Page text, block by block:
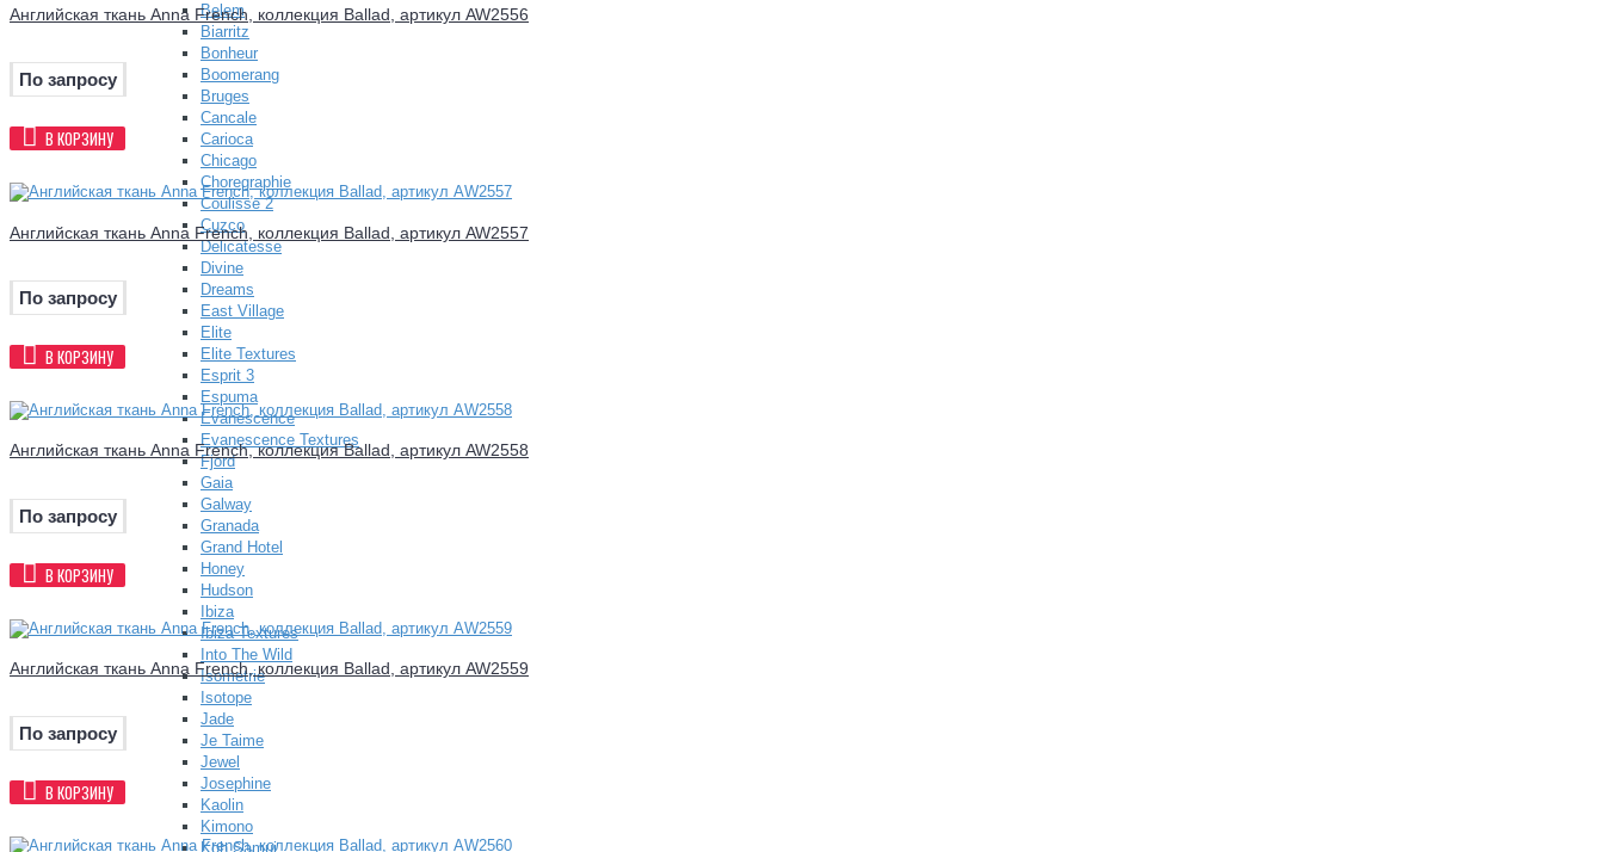
Belem
Biarritz
Bonheur
Boomerang
Bruges
Cancale
Carioca
Chicago
Choregraphie
Coulisse 2
Cuzco
Delicatesse
Divine
Dreams
East Village
Elite
Elite Textures
Esprit 3
Espuma
Evanescence
Evanescence Textures
Fjord
Gaia
Galway
Granada
Grand Hotel
Honey
Hudson
Ibiza
Ibiza Textures
Into The Wild
Isometrie
Isotope
Jade
Je Taime
Jewel
Josephine
Kaolin
Kimono
Koh Samui
Английская ткань Anna French, коллекция Ballad, артикул AW2556
По запросу
В КОРЗИНУ
Английская ткань Anna French, коллекция Ballad, артикул AW2557
По запросу
В КОРЗИНУ
Английская ткань Anna French, коллекция Ballad, артикул AW2558
По запросу
В КОРЗИНУ
Английская ткань Anna French, коллекция Ballad, артикул AW2559
По запросу
В КОРЗИНУ